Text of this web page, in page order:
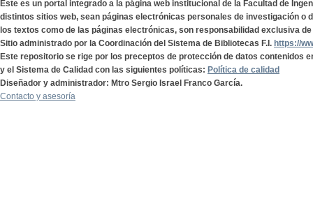
Este es un portal integrado a la página web institucional de la Facultad de
distintos sitios web, sean páginas electrónicas personales de investigación o
los textos como de las páginas electrónicas, son responsabilidad exclusiva
Sitio administrado por la Coordinación del Sistema de Bibliotecas F.I. https://
Este repositorio se rige por los preceptos de protección de datos contenidos
y el Sistema de Calidad con las siguientes políticas: Política de calidad
Diseñador y administrador: Mtro Sergio Israel Franco García.
Contacto y asesoría